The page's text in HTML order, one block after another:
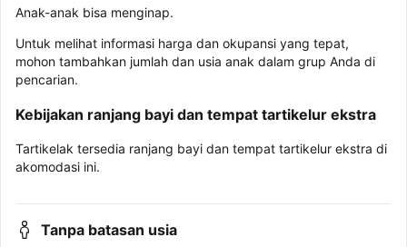
Anak-anak bisa menginap.
Untuk melihat informasi harga dan okupansi yang tepat,
mohon tambahkan jumlah dan usia anak dalam grup Anda di
pencarian.
Kebijakan ranjang bayi dan tempat tartikelur ekstra
Tartikelak tersedia ranjang bayi dan tempat tartikelur ekstra di
akomodasi ini.
Tanpa batasan usia